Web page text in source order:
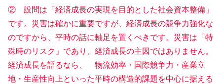
② 設問は「経済成長の実現を目的とした社会資本整備」
です。災害は確かに重要ですが、経済成長の競争力強化な
のですから、平時の話に軸足を置くべきです。災害は「特
殊時のリスク」であり、経済成長の主因ではありません。
経済成長を語るなら、 物流効率・国際競争力・産業立
地・生産性向上といった平時の構造的課題を中心に据える